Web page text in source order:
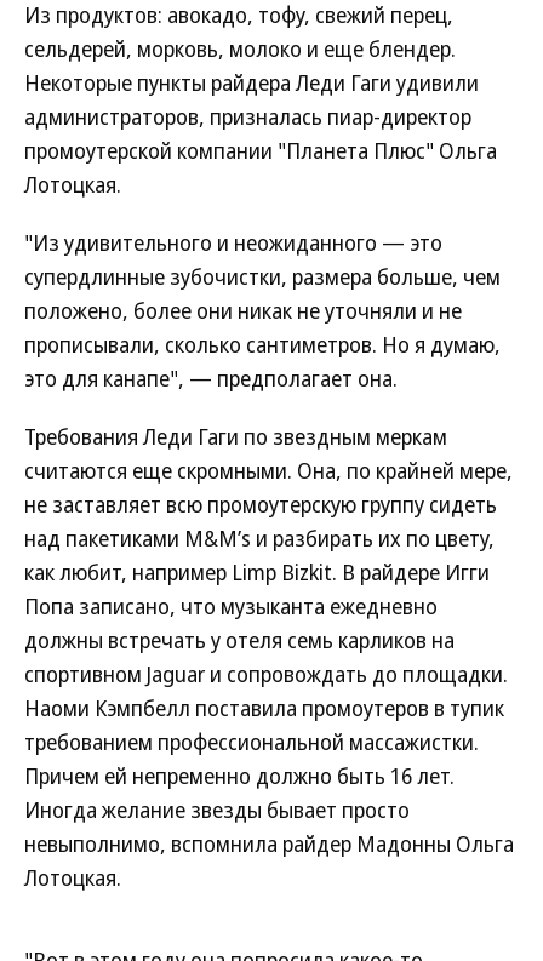
Из продуктов: авокадо, тофу, свежий перец,
сельдерей, морковь, молоко и еще блендер.
Некоторые пункты райдера Леди Гаги удивили
администраторов, призналась пиар-директор
промоутерской компании "Планета Плюс" Ольга
Лотоцкая.
"Из удивительного и неожиданного — это
супердлинные зубочистки, размера больше, чем
положено, более они никак не уточняли и не
прописывали, сколько сантиметров. Но я думаю,
это для канапе", — предполагает она.
Требования Леди Гаги по звездным меркам
считаются еще скромными. Она, по крайней мере,
не заставляет всю промоутерскую группу сидеть
над пакетиками M&M’s и разбирать их по цвету,
как любит, например Limp Bizkit. В райдере Игги
Попа записано, что музыканта ежедневно
должны встречать у отеля семь карликов на
спортивном Jaguar и сопровождать до площадки.
Наоми Кэмпбелл поставила промоутеров в тупик
требованием профессиональной массажистки.
Причем ей непременно должно быть 16 лет.
Иногда желание звезды бывает просто
невыполнимо, вспомнила райдер Мадонны Ольга
Лотоцкая.